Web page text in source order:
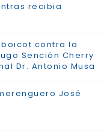
recibia
contra la
Sención Cherry
Dr. Antonio Musa
José